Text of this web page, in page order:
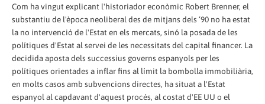
Com ha vingut explicant l'historiador econòmic Robert Brenner, el
substantiu de l'època neoliberal des de mitjans dels ‘90 no ha estat
la no intervenció de l'Estat en els mercats, sinó la posada de les
polítiques d'Estat al servei de les necessitats del capital financer. La
decidida aposta dels successius governs espanyols per les
polítiques orientades a inflar fins al límit la bombolla immobiliària,
en molts casos amb subvencions directes, ha situat a l'Estat
espanyol al capdavant d'aquest procés, al costat d'EE UU o el